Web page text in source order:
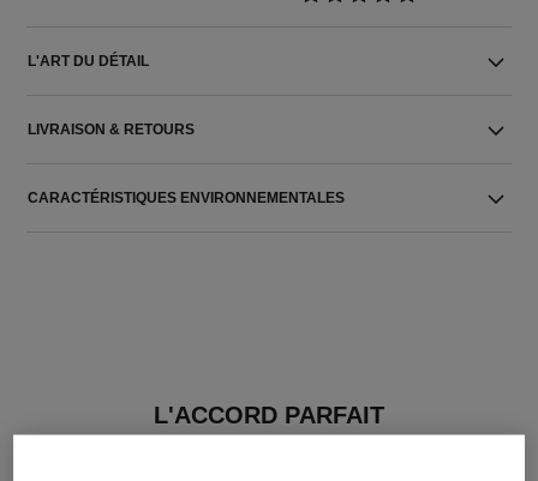
L'ART DU DÉTAIL
LIVRAISON & RETOURS
CARACTÉRISTIQUES ENVIRONNEMENTALES
L'ACCORD PARFAIT